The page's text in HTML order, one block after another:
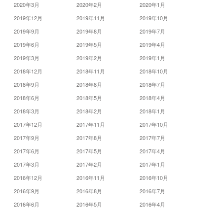
2020年3月
2020年2月
2020年1月
2019年12月
2019年11月
2019年10月
2019年9月
2019年8月
2019年7月
2019年6月
2019年5月
2019年4月
2019年3月
2019年2月
2019年1月
2018年12月
2018年11月
2018年10月
2018年9月
2018年8月
2018年7月
2018年6月
2018年5月
2018年4月
2018年3月
2018年2月
2018年1月
2017年12月
2017年11月
2017年10月
2017年9月
2017年8月
2017年7月
2017年6月
2017年5月
2017年4月
2017年3月
2017年2月
2017年1月
2016年12月
2016年11月
2016年10月
2016年9月
2016年8月
2016年7月
2016年6月
2016年5月
2016年4月